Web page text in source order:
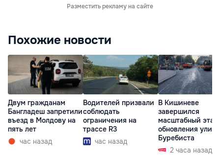
Разместить рекламу на сайте
Похожие новости
Двум гражданам
Бангладеш запретили
въезд в Молдову на
пять лет
час назад
Водителей призвали
соблюдать
ограничения на
трассе R3
час назад
В Кишиневе
завершился
масштабный этап
обновления
Буребиста
2 часа назад